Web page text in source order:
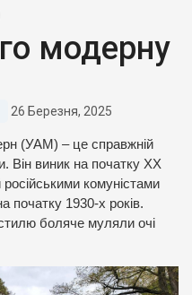
модерну
26 Березня, 2025
(УАМ) – це справжній
Він виник на початку ХХ
комуністами
початку 1930-х років.
стилю боляче муляли очі